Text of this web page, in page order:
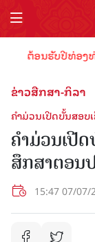
ຕ້ອນຮັບປີທ່ອງທ່ຽວ
ຂ່າວສືກສາ-ກິລາ
ຄໍາມ່ວນເປີດບັ້ນສອບ
ຄໍາມ່ວນເປີ
ສຶກສາຕອນ
15:47 07/07/